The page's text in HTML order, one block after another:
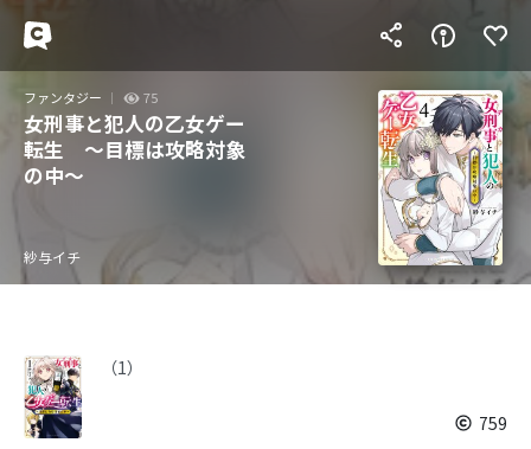
ファンタジー 75
女刑事と犯人の乙女ゲー
転生 ～目標は攻略対象
の中～
紗与イチ
（1）
759